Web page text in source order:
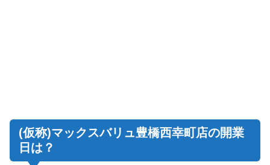
(仮称)マックスバリュ豊橋西幸町店の開業
日は？